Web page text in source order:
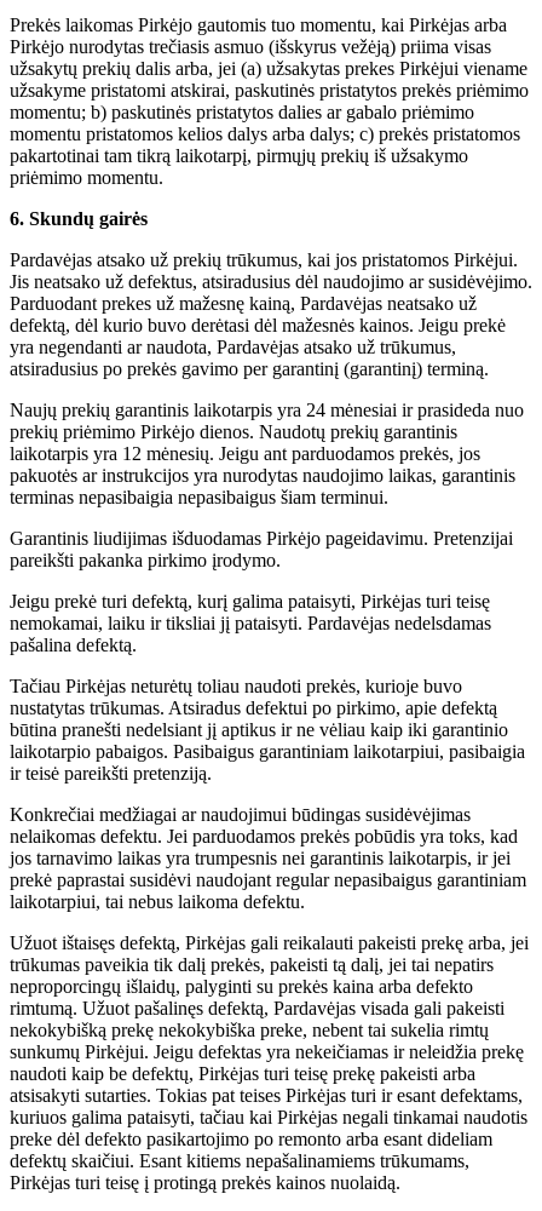
Prekės laikomas Pirkėjo gautomis tuo momentu, kai Pirkėjas arba
Pirkėjo nurodytas trečiasis asmuo (išskyrus vežėją) priima visas
užsakytų prekių dalis arba, jei (a) užsakytas prekes Pirkėjui viename
užsakyme pristatomi atskirai, paskutinės pristatytos prekės priėmimo
momentu; b) paskutinės pristatytos dalies ar gabalo priėmimo
momentu pristatomos kelios dalys arba dalys; c) prekės pristatomos
pakartotinai tam tikrą laikotarpį, pirmųjų prekių iš užsakymo
priėmimo momentu.
6. Skundų gairės
Pardavėjas atsako už prekių trūkumus, kai jos pristatomos Pirkėjui.
Jis neatsako už defektus, atsiradusius dėl naudojimo ar susidėvėjimo.
Parduodant prekes už mažesnę kainą, Pardavėjas neatsako už
defektą, dėl kurio buvo derėtasi dėl mažesnės kainos. Jeigu prekė
yra negendanti ar naudota, Pardavėjas atsako už trūkumus,
atsiradusius po prekės gavimo per garantinį (garantinį) terminą.
Naujų prekių garantinis laikotarpis yra 24 mėnesiai ir prasideda nuo
prekių priėmimo Pirkėjo dienos. Naudotų prekių garantinis
laikotarpis yra 12 mėnesių. Jeigu ant parduodamos prekės, jos
pakuotės ar instrukcijos yra nurodytas naudojimo laikas, garantinis
terminas nepasibaigia nepasibaigus šiam terminui.
Garantinis liudijimas išduodamas Pirkėjo pageidavimu. Pretenzijai
pareikšti pakanka pirkimo įrodymo.
Jeigu prekė turi defektą, kurį galima pataisyti, Pirkėjas turi teisę
nemokamai, laiku ir tiksliai jį pataisyti. Pardavėjas nedelsdamas
pašalina defektą.
Tačiau Pirkėjas neturėtų toliau naudoti prekės, kurioje buvo
nustatytas trūkumas. Atsiradus defektui po pirkimo, apie defektą
būtina pranešti nedelsiant jį aptikus ir ne vėliau kaip iki garantinio
laikotarpio pabaigos. Pasibaigus garantiniam laikotarpiui, pasibaigia
ir teisė pareikšti pretenziją.
Konkrečiai medžiagai ar naudojimui būdingas susidėvėjimas
nelaikomas defektu. Jei parduodamos prekės pobūdis yra toks, kad
jos tarnavimo laikas yra trumpesnis nei garantinis laikotarpis, ir jei
prekė paprastai susidėvi naudojant regular nepasibaigus garantiniam
laikotarpiui, tai nebus laikoma defektu.
Užuot ištaisęs defektą, Pirkėjas gali reikalauti pakeisti prekę arba, jei
trūkumas paveikia tik dalį prekės, pakeisti tą dalį, jei tai nepatirs
neproporcingų išlaidų, palyginti su prekės kaina arba defekto
rimtumą. Užuot pašalinęs defektą, Pardavėjas visada gali pakeisti
nekokybišką prekę nekokybiška preke, nebent tai sukelia rimtų
sunkumų Pirkėjui. Jeigu defektas yra nekeičiamas ir neleidžia prekę
naudoti kaip be defektų, Pirkėjas turi teisę prekę pakeisti arba
atsisakyti sutarties. Tokias pat teises Pirkėjas turi ir esant defektams,
kuriuos galima pataisyti, tačiau kai Pirkėjas negali tinkamai naudotis
preke dėl defekto pasikartojimo po remonto arba esant dideliam
defektų skaičiui. Esant kitiems nepašalinamiems trūkumams,
Pirkėjas turi teisę į protingą prekės kainos nuolaidą.